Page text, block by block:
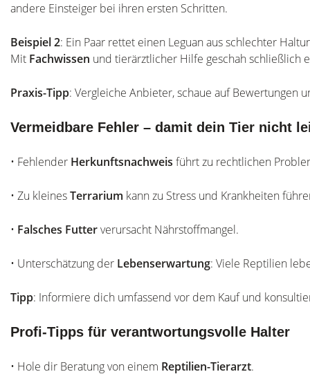
andere Einsteiger bei ihren ersten Schritten.
Beispiel 2: Ein Paar rettet einen Leguan aus schlechter
Mit Fachwissen und tierärztlicher Hilfe geschah schließlich
Praxis-Tipp: Vergleiche Anbieter, schaue auf Bewertungen
Vermeidbare Fehler – damit dein Tier nicht
• Fehlender Herkunftsnachweis führt zu rechtlichen
• Zu kleinesTerrarium kann zu Stress und Krankheiten
• Falsches Futterverursacht Nährstoffmangel.
• Unterschätzung der Lebenserwartung: Viele Reptilien
Tipp: Informiere dich umfassend vor dem Kauf und
Profi-Tipps für verantwortungsvolle Halter
• Hole dir Beratung von einem Reptilien-Tierarzt.